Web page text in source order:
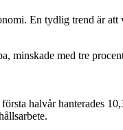
En tydlig trend är
minskade med tre
halvår hanterades